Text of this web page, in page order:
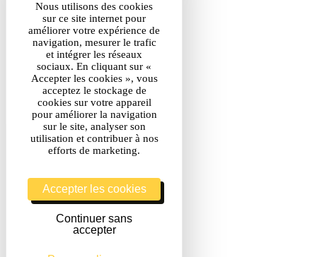
Nous utilisons des cookies
sur ce site internet pour
améliorer votre expérience de
navigation, mesurer le trafic
et intégrer les réseaux
sociaux. En cliquant sur «
Accepter les cookies », vous
acceptez le stockage de
cookies sur votre appareil
pour améliorer la navigation
sur le site, analyser son
utilisation et contribuer à nos
efforts de marketing.
Accepter les cookies
Continuer sans
accepter